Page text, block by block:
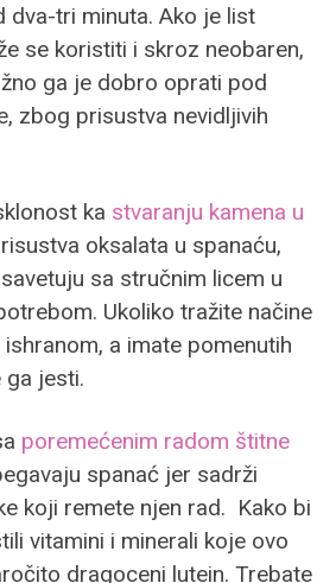
dva-tri minuta. Ako je list
se koristiti i skroz neobaren,
ga je dobro oprati pod
zbog prisustva nevidljivih
ka stvaranju kamena u
oksalata u spanaću,
sa stručnim licem u
Ukoliko tražite načine
a imate pomenutih
ga jesti.
poremećenim radom štitne
spanać jer sadrži
koji remete njen rad. Kako bi
vitamini i minerali koje ovo
dragoceni lutein. Trebate